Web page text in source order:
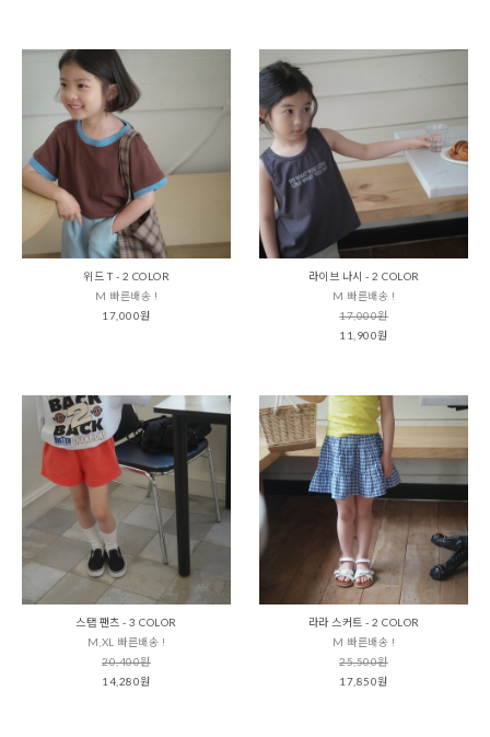
위드 T - 2 COLOR
M 빠른배송 !
17,000원
라이브 나시 - 2 COLOR
M 빠른배송 !
17,000원
11,900원
스탭 팬츠 - 3 COLOR
M,XL 빠른배송 !
20,400원
14,280원
라라 스커트 - 2 COLOR
M 빠른배송 !
25,500원
17,850원